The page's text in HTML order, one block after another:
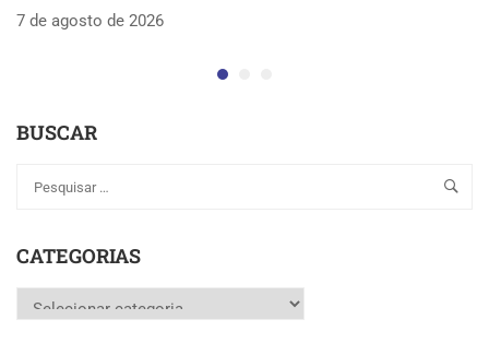
7 de agosto de 2026
BUSCAR
CATEGORIAS
Categorias